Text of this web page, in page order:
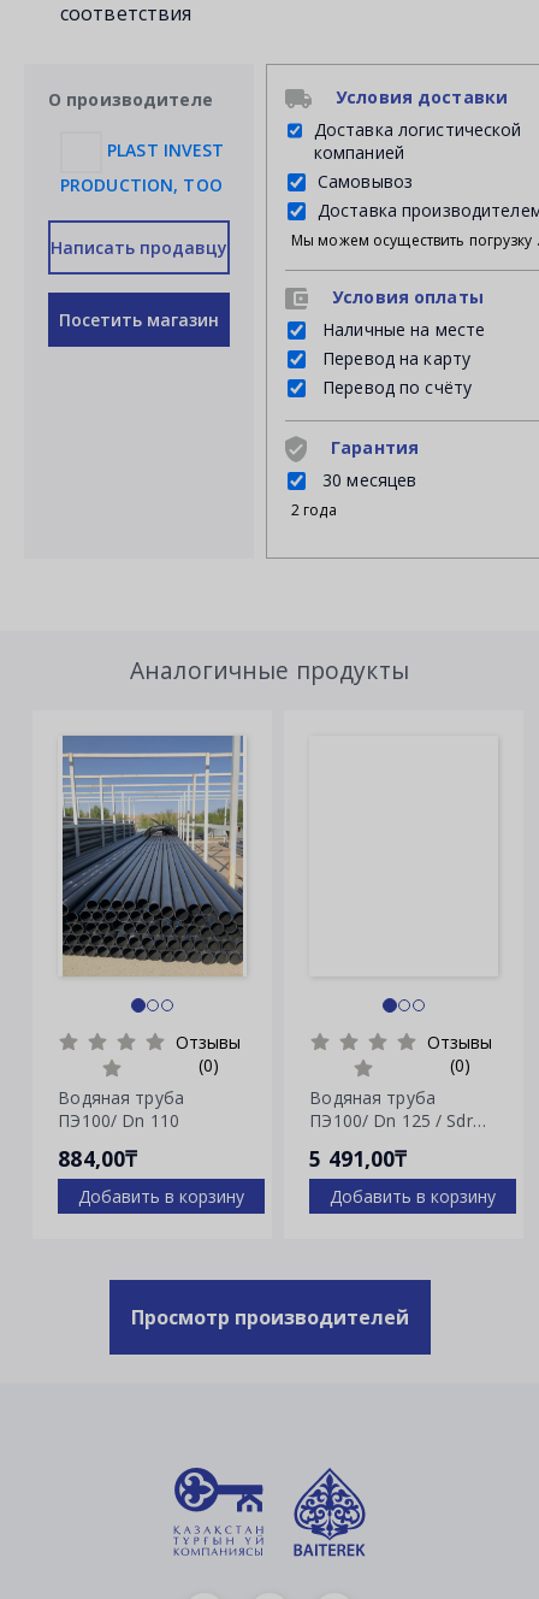
соответствия
О производителе
PLAST INVEST
PRODUCTION, ТОО
Написать продавцу
Посетить магазин
Условия доставки
Доставка логистической
компанией
Самовывоз
Доставка
Мы можем осуществить погрузку
Условия оплаты
Наличные на месте
Перевод на карту
Перевод по счёту
Гарантия
30 месяцев
2 года
Аналогичные продукты
Отзывы
(0)
Водяная труба
ПЭ100/ Dn 110
884,00₸
Добавить в корзину
Отзывы
(0)
Водяная труба
ПЭ100/ Dn 125 / Sdr
5 491,00₸
Добавить в корзину
Просмотр производителей